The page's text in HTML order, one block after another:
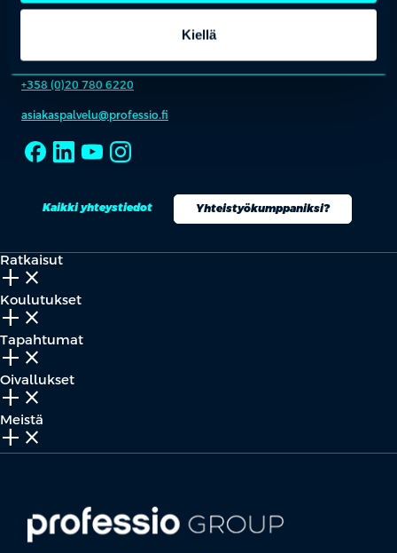
Kiellä
+358 (0)20 780 6220
asiakaspalvelu@professio.fi
Kaikki yhteystiedot Yhteistyökumppaniksi?
Ratkaisut
add_2 close
Koulutukset
add_2 close
Tapahtumat
add_2 close
Oivallukset
add_2 close
Meistä
add_2 close